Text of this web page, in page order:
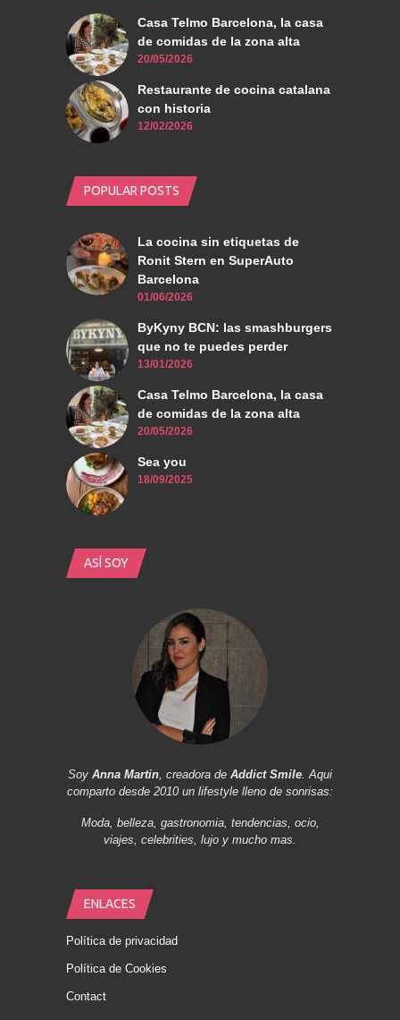
Casa Telmo Barcelona, la casa
de comidas de la zona alta
20/05/2026
Restaurante de cocina catalana
con historia
12/02/2026
POPULAR POSTS
La cocina sin etiquetas de
Ronit Stern en SuperAuto
Barcelona
01/06/2026
ByKyny BCN: las smashburgers
que no te puedes perder
13/01/2026
Casa Telmo Barcelona, la casa
de comidas de la zona alta
20/05/2026
Sea you
18/09/2025
ASÍ SOY
Soy Anna Martin, creadora de Addict Smile. Aqui
comparto desde 2010 un lifestyle lleno de sonrisas:
Moda, belleza, gastronomia, tendencias, ocio,
viajes, celebrities, lujo y mucho mas.
ENLACES
Política de privacidad
Política de Cookies
Contact